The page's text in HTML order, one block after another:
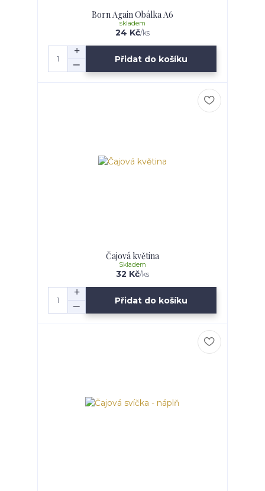
Born Again Obálka A6
24 Kč/ks
skladem
Přidat do košíku
Čajová květina
32 Kč/ks
Skladem
Přidat do košíku